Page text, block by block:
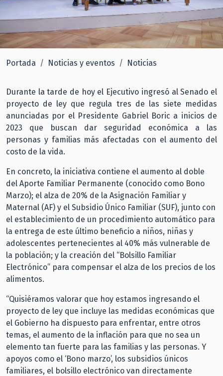
Portada Noticias y eventos Noticias
Durante la tarde de hoy el Ejecutivo ingresó al Senado el
proyecto de ley que regula tres de las siete medidas
anunciadas por el Presidente Gabriel Boric a inicios de
2023 que buscan dar seguridad económica a las
personas y familias más afectadas con el aumento del
costo de la vida.
En concreto, la iniciativa contiene el aumento al doble
del Aporte Familiar Permanente (conocido como Bono
Marzo); el alza de 20% de la Asignación Familiar y
Maternal (AF) y el Subsidio Único Familiar (SUF), junto con
el establecimiento de un procedimiento automático para
la entrega de este último beneficio a niños, niñas y
adolescentes pertenecientes al 40% más vulnerable de
la población; y la creación del “Bolsillo Familiar
Electrónico” para compensar el alza de los precios de los
alimentos.
“Quisiéramos valorar que hoy estamos ingresando el
proyecto de ley que incluye las medidas económicas que
el Gobierno ha dispuesto para enfrentar, entre otros
temas, el aumento de la inflación para que no sea un
elemento tan fuerte para las familias y las personas. Y
apoyos como el ‘Bono marzo’, los subsidios únicos
familiares, el bolsillo electrónico van directamente